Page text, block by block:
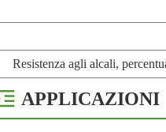
Resistenza agli alcali,
APPLICAZIONI